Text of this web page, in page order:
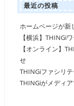
最近の投稿
ホームページが新
【横浜】THINGi
【オンライン】
せ
THINGiファシリ
THINGiがメディ